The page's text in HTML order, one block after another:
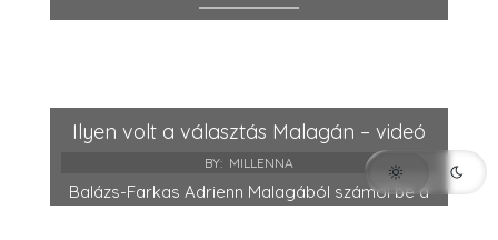
Ilyen volt a választás Malagán – videó
BY: MILLENNA
Balázs-Farkas Adrienn Malagából számol be a